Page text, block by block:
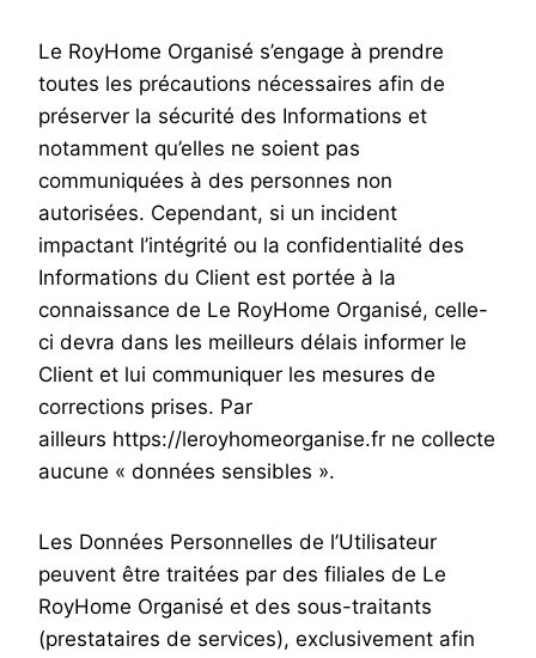
Le RoyHome Organisé s’engage à prendre
toutes les précautions nécessaires afin de
préserver la sécurité des Informations et
notamment qu’elles ne soient pas
communiquées à des personnes non
autorisées. Cependant, si un incident
impactant l’intégrité ou la confidentialité des
Informations du Client est portée à la
connaissance de Le RoyHome Organisé, celle-
ci devra dans les meilleurs délais informer le
Client et lui communiquer les mesures de
corrections prises. Par
ailleurs https://leroyhomeorganise.fr ne collecte
aucune « données sensibles ».
Les Données Personnelles de l’Utilisateur
peuvent être traitées par des filiales de Le
RoyHome Organisé et des sous-traitants
(prestataires de services), exclusivement afin